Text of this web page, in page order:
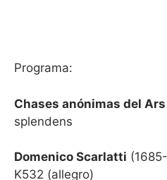
Programa:
Chases anónimas del Ars
splendens
Domenico Scarlatti
K532 (allegro)